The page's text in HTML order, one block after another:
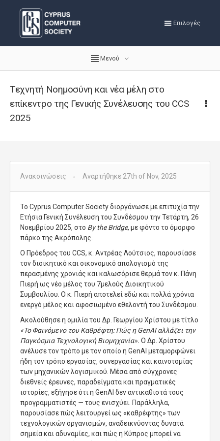
Επιλογές
Μενού
Τεχνητή Νοημοσύνη και νέα μέλη στο
επίκεντρο της Γενικής Συνέλευσης του CCS
2025
Ανακοινώσεις Αναρτήθηκε 27th of Nov, 2025
Το Cyprus Computer Society διοργάνωσε με επιτυχία την
Ετήσια Γενική Συνέλευση του Συνδέσμου την Τετάρτη, 26
Νοεμβρίου 2025, στο By the Bridge, με φόντο το όμορφο
πάρκο της Ακρόπολης.
Ο Πρόεδρος του CCS, κ. Αντρέας Λούτσιος, παρουσίασε
τον διοικητικό και οικονομικό απολογισμό της
περασμένης χρονιάς και καλωσόρισε θερμά τον κ. Πάνη
Πιερή ως νέο μέλος του 7μελούς Διοικητικού
Συμβουλίου. Ο κ. Πιερή αποτελεί εδώ και πολλά χρόνια
ενεργό μέλος και αφοσιωμένο εθελοντή του Συνδέσμου
Ακολούθησε η ομιλία του Δρ. Γεωργίου Χρίστου με τίτλο
«Το Φαινόμενο του Καθρέφτη: Πώς η GenAI αλλάζει την
Παγκόσμια Τεχνολογική Βιομηχανία». Ο Δρ. Χρίστου
ανέλυσε τον τρόπο με τον οποίο η GenAI μεταμορφώνει
ήδη τον τρόπο εργασίας, συνεργασίας και καινοτομίας
των μηχανικών λογισμικού. Μέσα από σύγχρονες
διεθνείς έρευνες, παραδείγματα και πραγματικές
ιστορίες, εξήγησε ότι η GenAI δεν αντικαθιστά τους
προγραμματιστές — τους ενισχύει. Παράλληλα,
παρουσίασε πώς λειτουργεί ως «καθρέφτης» των
τεχνολογικών οργανισμών, αναδεικνύοντας δυνατά
σημεία και αδυναμίες, και πώς η Κύπρος μπορεί να